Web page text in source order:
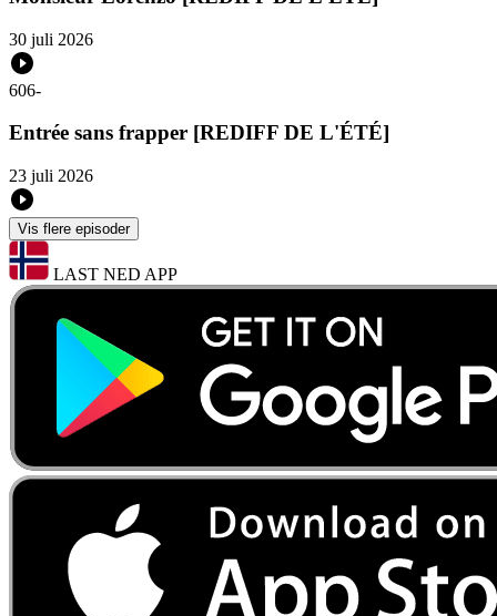
30 juli 2026
606-
Entrée sans frapper [REDIFF DE L'ÉTÉ]
23 juli 2026
Vis flere episoder
LAST NED APP